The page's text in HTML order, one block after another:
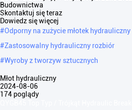
Budownictwa
Skontaktuj się teraz
Dowiedz się więcej
#Odporny na zużycie młotek hydrauliczny
#Zastosowalny hydrauliczny rozbiór
#Wyroby z tworzyw sztucznych
Młot hydrauliczny
2024-08-06
174 poglądy